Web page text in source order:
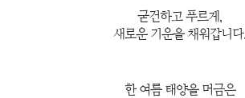
굳건하고 푸르게,
새로운 기운을 채워갑니다.
한 여름 태양을 머금은